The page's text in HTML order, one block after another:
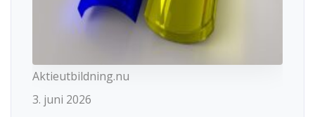
Aktieutbildning.nu
3. juni 2026